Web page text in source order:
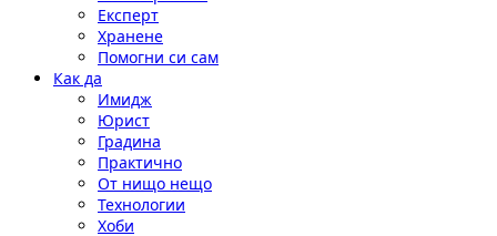
Експерт
Хранене
Помогни си сам
Как да
Имидж
Юрист
Градина
Практично
От нищо нещо
Технологии
Хоби